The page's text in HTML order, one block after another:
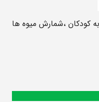
کودکان ،شمارش میوه ها